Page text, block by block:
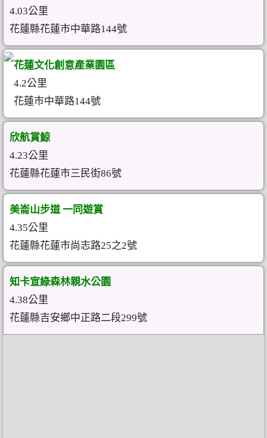
4.03公里
花蓮縣花蓮市中華路144號
花蓮文化創意產業園區
4.2公里
花蓮市中華路144號
欣航賞鯨
4.23公里
花蓮縣花蓮市三民街86號
美崙山步道 一同遊賞
4.35公里
花蓮縣花蓮市尚志路25之2號
知卡宣綠森林親水公園
4.38公里
花蓮縣吉安鄉中正路二段299號